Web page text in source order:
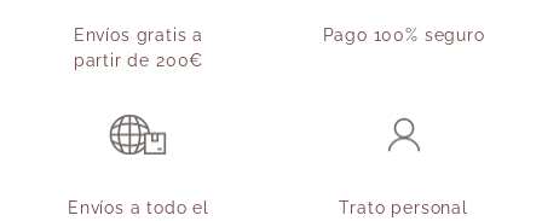
Envíos gratis a
partir de 200€
Pago 100% seguro
Envíos a todo el
Trato personal